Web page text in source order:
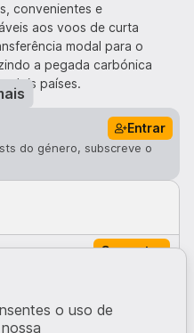
convenientes e
aos voos de curta
modal para o
a pegada carbónica
dois países.
ao final da década, está a
velocidade entre Évora e
previsto para
funcionamento do troço
Em 2026 deverá começar a
em 2030. Até
os estudos para a nova
uma viagem
Entrar
do género, subscreve o
Comentar
o uso de